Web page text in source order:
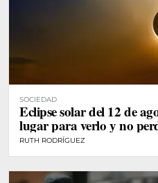
SOCIEDAD
Eclipse solar del 12 de
lugar para verlo y no
RUTH RODRÍGUEZ